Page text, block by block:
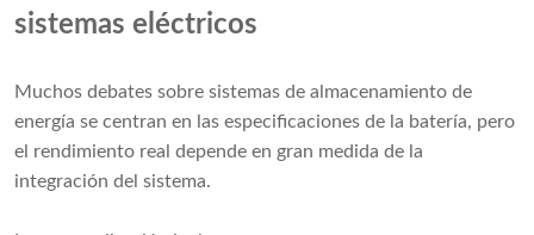
sistemas eléctricos
Muchos debates sobre sistemas de almacenamiento de
energía se centran en las especificaciones de la batería, pero
el rendimiento real depende en gran medida de la
integración del sistema.